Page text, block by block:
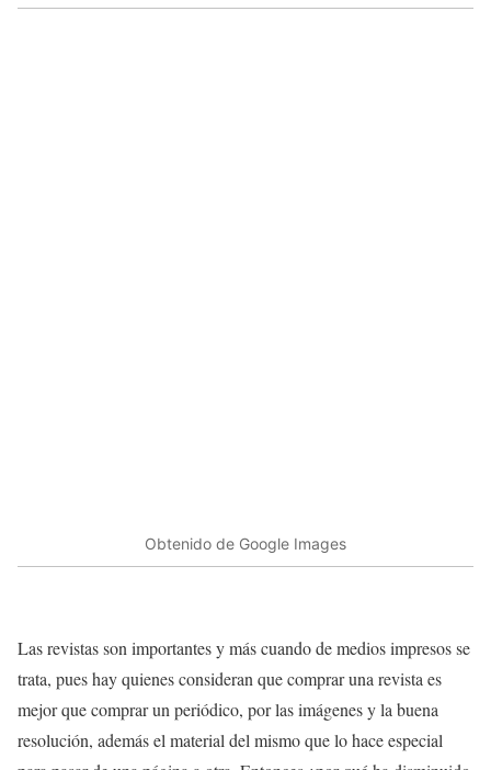
Obtenido de Google Images
Las revistas son importantes y más cuando de medios impresos se
trata, pues hay quienes consideran que comprar una revista es
mejor que comprar un periódico, por las imágenes y la buena
resolución, además el material del mismo que lo hace especial